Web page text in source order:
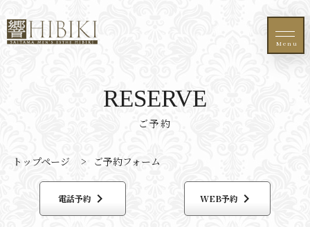
Menu
ご予約
RESERVE
トップページ > ご予約フォーム
電話予約 keyboard_arrow_right WEB予約 keyboard_arrow_right